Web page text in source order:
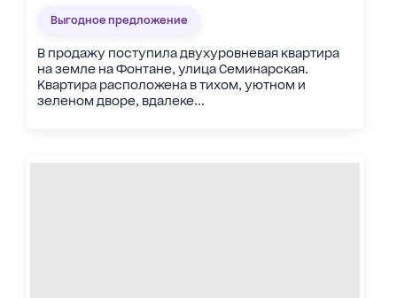
Выгодное предложение
В продажу поступила двухуровневая квартира
на земле на Фонтане, улица Семинарская.
Квартира расположена в тихом, уютном и
зеленом дворе, вдалеке...